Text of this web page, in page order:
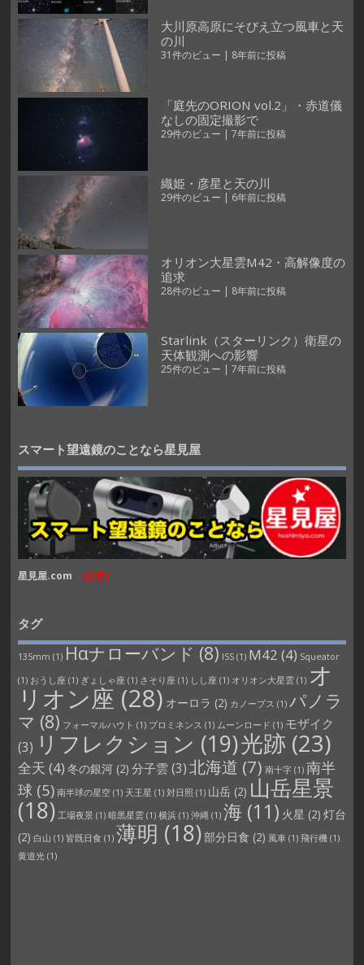
大川原高原にそびえ立つ風車と天
の川
31件のビュー | 8年前に投稿
「庭先のORION vol.2」・赤道儀
なしの固定撮影で
29件のビュー | 7年前に投稿
織姫・彦星と天の川
29件のビュー | 6年前に投稿
オリオン大星雲M42・高解像度の
追求
28件のビュー | 8年前に投稿
Starlink（スターリンク）衛星の
天体観測への影響
25件のビュー 7年前に投稿
スマート望遠鏡のことなら星見屋
星見屋.com (広告)
タグ
135mm (1) Hαナローバンド (8) ISS(1) M42 (4) Squeator
(1) おうし座 (1) ぎょしゃ座 (1) さそり座 (1) しし座 (1) オリオン大星雲(1) オ
リオン座 (28) オーロラ (2) カノープス (1) パノラ
マ (8) フォーマルハウト (1) プロミネンス (1) ムーンロード (1) モザイク
(3) リフレクション (19)光跡 (23)
全天 (4) 冬の銀河(2) 分子雲 (3)北海道 (7) 南十字(1) 南半
球 (5) 南半球の星空(1) 天王星 (1) 対日照 (1) 山岳(2) 山岳星景
(18) 工場夜景(1) 暗黒星雲(1) 横浜(1) 沖縄(1) 海 (11) 火星 (2) 灯台
(2) 白山 (1) 皆既日食 (1) 薄明 (18)部分日食 (2) 風車(1) 飛行機(1)
黄道光(1)